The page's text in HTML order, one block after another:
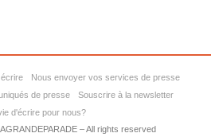
Nous envoyer vos services de presse
de presse
Souscrire à la newsletter
d'écrire pour nous?
– All rights reserved